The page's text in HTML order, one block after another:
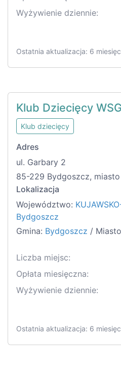
Wyżywienie dziennie:
Ostatnia aktualizacja: 6
Klub Dziecięcy WSG
Klub dziecięcy
Adres
ul. Garbary 2
85-229 Bydgoszcz, miasto
Lokalizacja
Województwo:
Bydgoszcz
Gmina: Bydgoszcz /
Liczba miejsc:
Opłata miesięczna:
Wyżywienie dziennie:
Ostatnia aktualizacja: 6